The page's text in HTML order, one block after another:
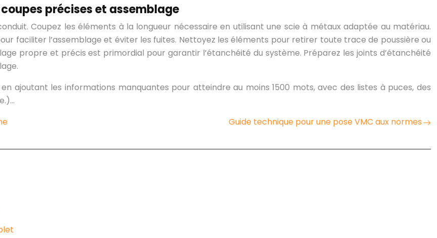
précises et assemblage
Coupez les éléments à la longueur nécessaire en utilisant une scie à métaux adaptée au matériau.
faciliter l’assemblage et éviter les fuites. Nettoyez les éléments pour retirer toute trace de poussière ou
propre et précis est primordial pour garantir l’étanchéité du système. Préparez les joints d’étanchéité
ajoutant les informations manquantes pour atteindre au moins 1500 mots, avec des listes à puces, des
Guide technique pour une pose VMC aux normes